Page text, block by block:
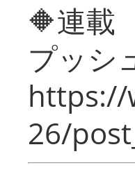
🔶連載
プッシ
https://
26/